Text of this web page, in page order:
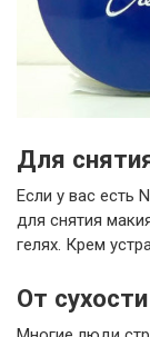
Для
Если у вас есть
для снятия
гелях. Крем
От